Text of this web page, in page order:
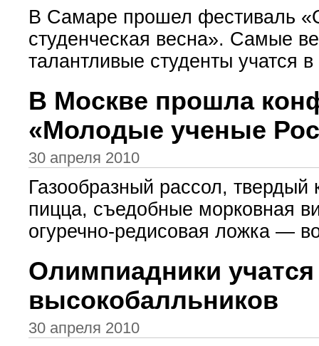
В Самаре прошел фестиваль
студенческая весна». Самые
талантливые студенты учатся
В Москве прошла
«Молодые ученые
30 апреля 2010
Газообразный рассол,
пицца, съедобные морковная
огуречно-редисовая ложка —
Олимпиадники
высокобалльников
30 апреля 2010